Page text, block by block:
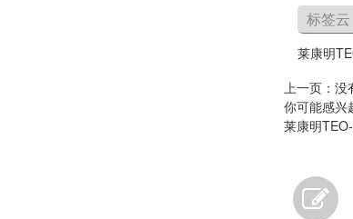
标签云
莱康明
上一页：没
你可能感兴
莱康明